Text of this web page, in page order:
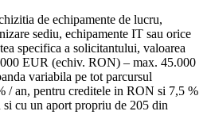
de echipamente de lucru,
sediu, echipamente IT sau orice
specifica a solicitantului, valoarea
EUR (echiv. RON) – max. 45.000
variabila pe tot parcursul
/ an, pentru creditele in RON si 7,5 %
cu un aport propriu de 205 din